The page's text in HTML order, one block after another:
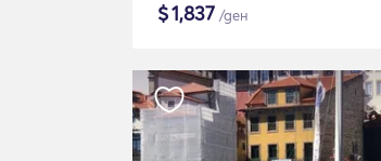
$1,837 /ден